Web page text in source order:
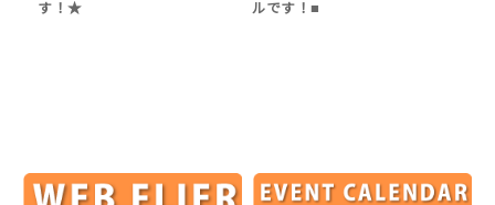
す！★
ルです！■